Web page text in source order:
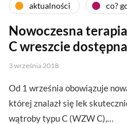
aktualności co?
Nowoczesna
C wreszcie dostępna
3 września 2018
Od 1 września obowiązuje
której znalazł się lek
wątroby typu C (WZW C),…